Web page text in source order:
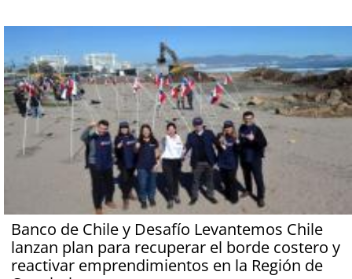
Banco de Chile y Desafío Levantemos Chile
lanzan plan para recuperar el borde costero y
reactivar emprendimientos en la Región de